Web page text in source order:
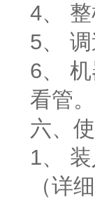
4、
5、
6、
看管
六、
1、
（详